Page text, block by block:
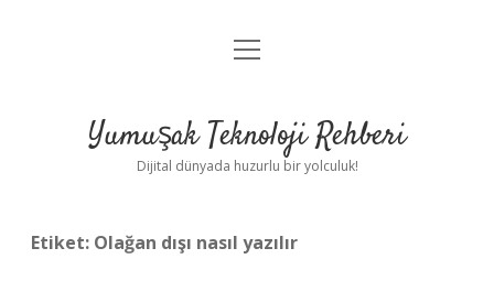
Anasayfa
Yasal Uyarı
menüyü
Yumuşak Teknoloji Rehberi
Dijital dünyada huzurlu bir yolculuk!
Etiket: Olağan dışı nasıl yazılır